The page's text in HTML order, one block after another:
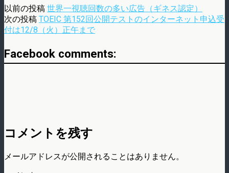
以前の投稿 世界一視聴回数の多い広告（ギネス認定）
次の投稿 TOEIC 第152回公開テストのインターネット申込受
付は12/8（火）正午まで
Facebook comments:
コメントを残す
メールアドレスが公開されることはありません。